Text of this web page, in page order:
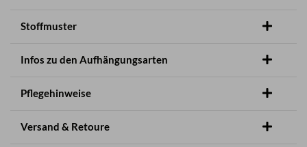
Stoffmuster
Infos zu den Aufhängungsarten
Pflegehinweise
Versand & Retoure